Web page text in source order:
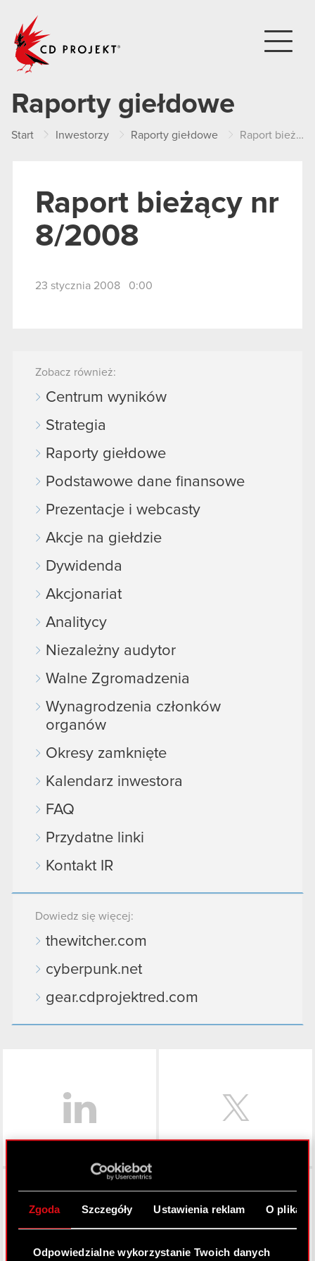
Zgoda Szczegóły Ustawienia reklam O
Odpowiedzialne wykorzystanie Twoich danych
Raporty giełdowe
Start Inwestorzy Raporty giełdowe Raport bieżący nr 8/2008
Raport bieżący nr
8/2008
23 stycznia 2008 0:00
Zobacz również:
Centrum wyników
Strategia
Raporty giełdowe
Podstawowe dane finansowe
Prezentacje i webcasty
Akcje na giełdzie
Dywidenda
Akcjonariat
Analitycy
Niezależny audytor
Walne Zgromadzenia
Wynagrodzenia członków
organów
Okresy zamknięte
Kalendarz inwestora
FAQ
Przydatne linki
Kontakt IR
Dowiedz się więcej:
thewitcher.com
cyberpunk.net
gear.cdprojektred.com